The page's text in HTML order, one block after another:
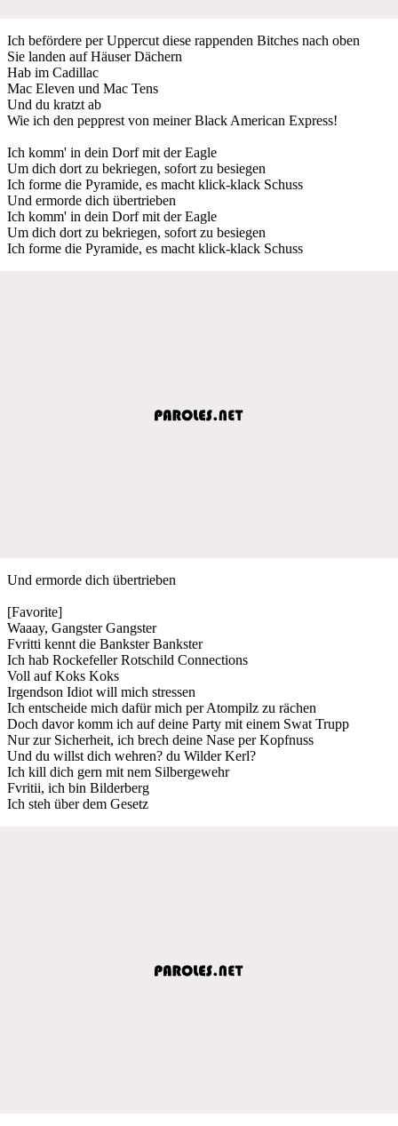
Ich befördere per Uppercut diese rappenden Bitches nach oben
Sie landen auf Häuser Dächern
Hab im Cadillac
Mac Eleven und Mac Tens
Und du kratzt ab
Wie ich den pepprest von meiner Black American Express!
Ich komm' in dein Dorf mit der Eagle
Um dich dort zu bekriegen, sofort zu besiegen
Ich forme die Pyramide, es macht klick-klack Schuss
Und ermorde dich übertrieben
Ich komm' in dein Dorf mit der Eagle
Um dich dort zu bekriegen, sofort zu besiegen
Ich forme die Pyramide, es macht klick-klack Schuss
Und ermorde dich übertrieben
[Favorite]
Waaay, Gangster Gangster
Fvritti kennt die Bankster Bankster
Ich hab Rockefeller Rotschild Connections
Voll auf Koks Koks
Irgendson Idiot will mich stressen
Ich entscheide mich dafür mich per Atompilz zu rächen
Doch davor komm ich auf deine Party mit einem Swat Trupp
Nur zur Sicherheit, ich brech deine Nase per Kopfnuss
Und du willst dich wehren? du Wilder Kerl?
Ich kill dich gern mit nem Silbergewehr
Fvritii, ich bin Bilderberg
Ich steh über dem Gesetz